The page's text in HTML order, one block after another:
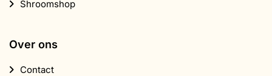
Shroomshop
Over ons
Contact